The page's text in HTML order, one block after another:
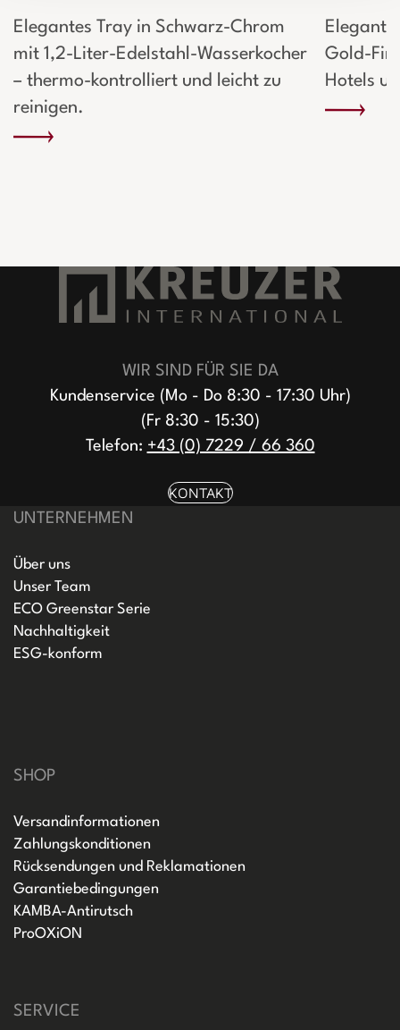
Elegantes Tray in Schwarz-Chrom
mit 1,2-Liter-Edelstahl-Wasserkocher
– thermo-kontrolliert und leicht zu
reinigen.
Gold-
Hotels
WIR SIND FÜR SIE DA
Kundenservice (Mo - Do 8:30 - 17:30 Uhr)
(Fr 8:30 - 15:30)
Telefon: +43 (0) 7229 / 66 360
KONTAKT
UNTERNEHMEN
Über uns
Unser Team
ECO Greenstar Serie
Nachhaltigkeit
ESG-konform
SHOP
Versandinformationen
Zahlungskonditionen
Rücksendungen und Reklamationen
Garantiebedingungen
KAMBA-Antirutsch
ProOXiON
SERVICE